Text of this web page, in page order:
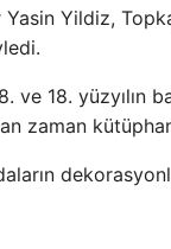
Yildiz,
ve 18. yüzyılın
zaman